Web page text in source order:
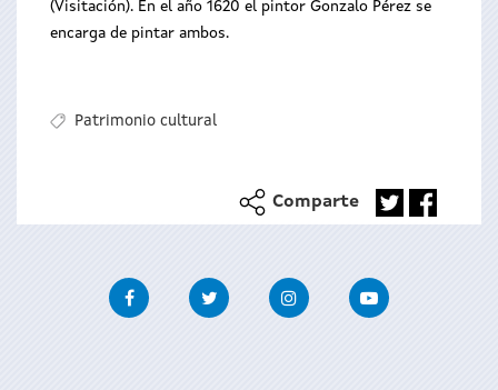
(Visitación). En el año 1620 el pintor Gonzalo Pérez se
encarga de pintar ambos.
Patrimonio cultural
Comparte
FacebookTwitter InstagramYoutube